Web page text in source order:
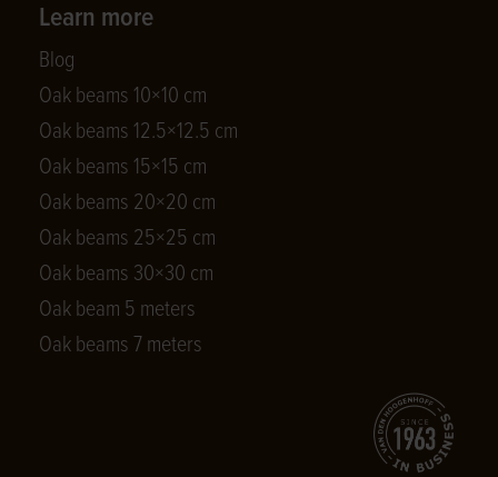
Learn more
Blog
Oak beams 10×10 cm
Oak beams 12.5×12.5 cm
Oak beams 15×15 cm
Oak beams 20×20 cm
Oak beams 25×25 cm
Oak beams 30×30 cm
Oak beam 5 meters
Oak beams 7 meters